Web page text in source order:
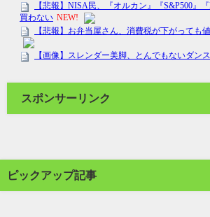
スポンサーリンク
ピックアップ記事